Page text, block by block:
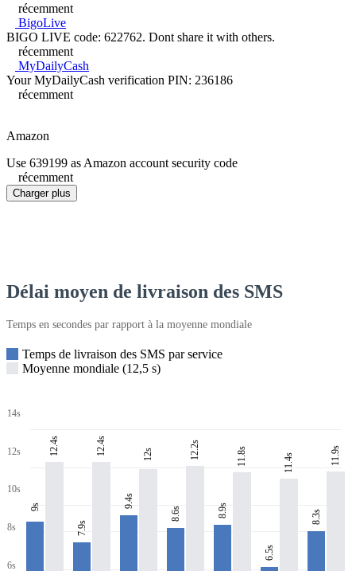
récemment
BigoLive
BIGO LIVE code: 622762. Dont share it with others.
récemment
MyDailyCash
Your MyDailyCash verification PIN: 236186
récemment
Amazon
Use 639199 as Amazon account security code
récemment
Charger plus
Délai moyen de livraison des SMS
Temps en secondes par rapport à la moyenne mondiale
Temps de livraison des SMS par service
Moyenne mondiale (12,5 s)
14s
12s
10s
8s
6s
9s
12.4s
7.9s
12.4s
9.4s
12s
8.6s
12.2s
8.9s
11.8s
6.5s
11.4s
8.3s
11.9s